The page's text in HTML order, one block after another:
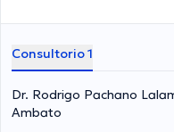
Consultorio 1
Dr. Rodrigo Pachano
Ambato